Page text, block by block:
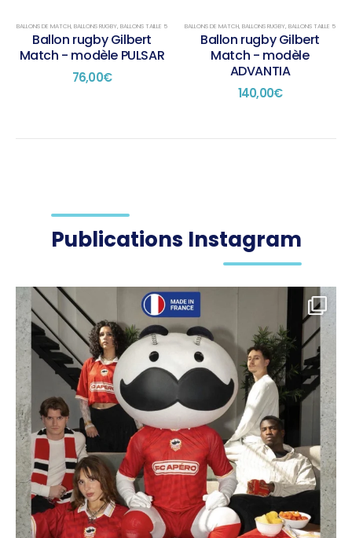
BALLONS DE MATCH, BALLONS RUGBY, BALLONS TAILLE 5
Ballon rugby Gilbert
Match - modèle PULSAR
76,00€
BALLONS DE MATCH, BALLONS RUGBY, BALLONS TAILLE 5
Ballon rugby Gilbert
Match - modèle
ADVANTIA
140,00€
Publications Instagram